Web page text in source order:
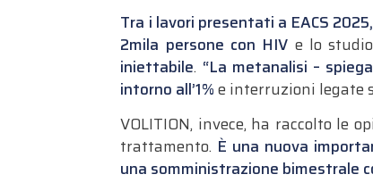
Tra i lavori presentati a EACS
2mila persone con HIV e lo
iniettabile. “La metanalisi –
intorno all’1%e interruzioni legate
VOLITION, invece, ha raccolto le
trattamento. È una nuova
una somministrazione bimestrale